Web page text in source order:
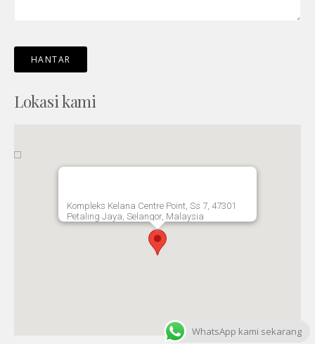
Lokasi kami
Kompleks Kelana Centre Point, Ss 7, 47301
Petaling Jaya, Selangor, Malaysia
WhatsApp kami sekarang